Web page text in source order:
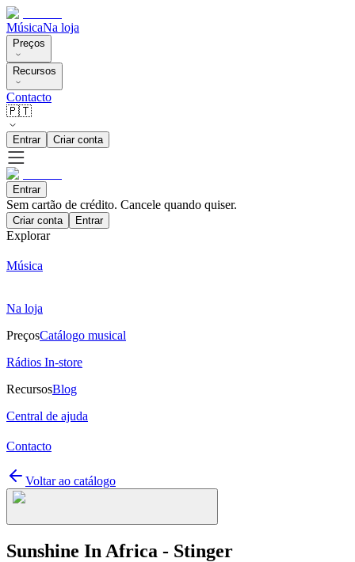
MúsicaNa loja
Preços
Recursos
Contacto
🇵🇹
Entrar Criar conta
Entrar
Sem cartão de crédito. Cancele quando quiser.
Criar conta Entrar
Explorar
Música
Na loja
PreçosCatálogo musical
Rádios In-store
RecursosBlog
Central de ajuda
Contacto
Voltar ao catálogo
Sunshine In Africa - Stinger